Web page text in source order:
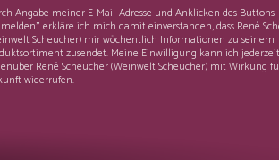
Angabe meiner E-Mail-Adresse und Anklicken des Buttons
erkläre ich mich damit einverstanden, dass René
Scheucher) mir wöchentlich Informationen zu seinem
zusendet. Meine Einwilligung kann ich jederzeit
René Scheucher (Weinwelt Scheucher) mit Wirkung
widerrufen.